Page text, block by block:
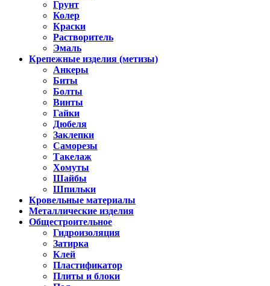
Грунт
Колер
Краски
Растворитель
Эмаль
Крепежные изделия (метизы)
Анкеры
Биты
Болты
Винты
Гайки
Дюбеля
Заклепки
Саморезы
Такелаж
Хомуты
Шайбы
Шпильки
Кровельные материалы
Металлические изделия
Общестроительное
Гидроизоляция
Затирка
Клей
Пластификатор
Плиты и блоки